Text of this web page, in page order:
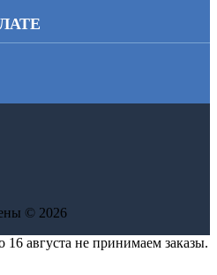
© 2026
августа не принимаем заказы.